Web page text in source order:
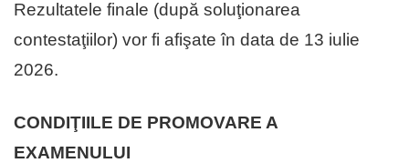
Rezultatele finale (după soluţionarea
contestaţiilor) vor fi afişate în data de 13 iulie
2026.
CONDIŢIILE DE PROMOVARE A
EXAMENULUI